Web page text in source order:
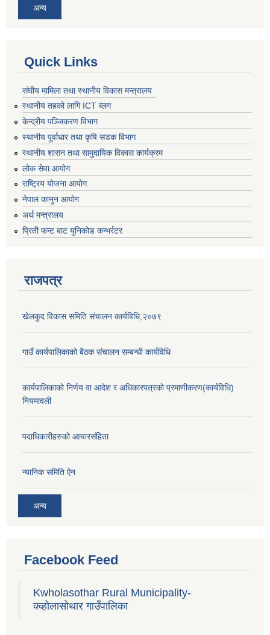
अन्य
Quick Links
संघीय मामिला तथा स्थानीय विकास मन्त्रालय
स्थानीय तहको लागि ICT ब्लग
केन्द्रीय पञ्जिकरण विभाग
स्थानीय पूर्वाधार तथा कृषि सडक विभाग
स्थानीय शासन तथा सामुदायिक विकास कार्यक्रम
लोक सेवा आयोग
राष्ट्रिय योजना आयोग
नेपाल कानुन आयोग
अर्थ मन्त्रालय
प्रिती फन्ट बाट युनिकोड कन्भर्रटर
राजपत्र
खेलकुद विकास समिति संचालन कार्यविधि,२०७९
गाउँ कार्यपालिकाको बैठक संचालन सम्बन्धी कार्यविधि
कार्यपालिकाको निर्णय वा आदेश र अधिकारपत्रको प्रमाणीकरण(कार्यविधि)
नियमावली
पदाधिकारीहरुको आचारसंहिता
न्यानिक समिति ऐन
अन्य
Facebook Feed
Kwholasothar Rural Municipality-
क्व्होलासोथार गाउँपालिका